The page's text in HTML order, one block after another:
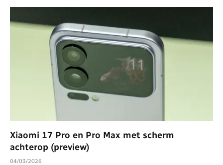
Xiaomi 17 Pro en Pro Max met scherm
achterop (preview)
04/03/2026